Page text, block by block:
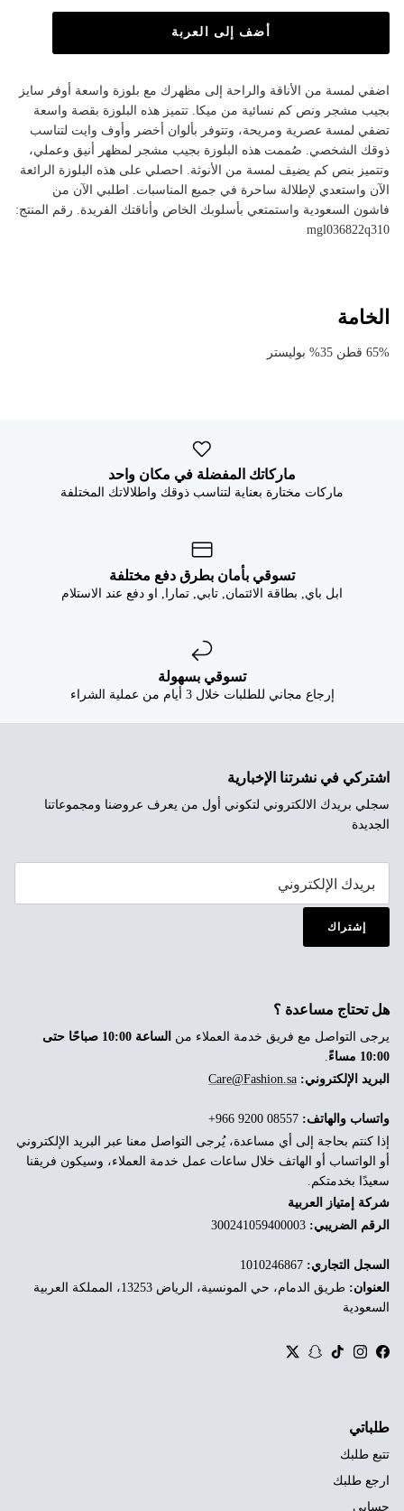
أضف إلى العربة
اضفي لمسة من الأناقة والراحة إلى مظهرك مع بلوزة واسعة أوفر سايز
بجيب مشجر ونص كم نسائية من ميكا. تتميز هذه البلوزة بقصة واسعة
تضفي لمسة عصرية ومريحة، وتتوفر بألوان أخضر وأوف وايت لتناسب
ذوقك الشخصي. صُممت هذه البلوزة بجيب مشجر لمظهر أنيق وعملي،
وتتميز بنص كم يضيف لمسة من الأنوثة. احصلي على هذه البلوزة الرائعة
الآن واستعدي لإطلالة ساحرة في جميع المناسبات. اطلبي الآن من
فاشون السعودية واستمتعي بأسلوبك الخاص وأناقتك الفريدة. رقم المنتج:
mgl036822q310
الخامة
65% قطن 35% بوليستر
ماركاتك المفضلة في مكان واحد
ماركات مختارة بعناية لتناسب ذوقك واطلالاتك المختلفة
تسوقي بأمان بطرق دفع مختلفة
ابل باي, بطاقة الائتمان, تابي, تمارا, او دفع عند الاستلام
تسوقي بسهولة
إرجاع مجاني للطلبات خلال 3 أيام من عملية الشراء
اشتركي في نشرتنا الإخبارية
سجلي بريدك الالكتروني لتكوني أول من يعرف عروضنا ومجموعاتنا
الجديدة
إشتراك
هل تحتاج مساعدة ؟
يرجى التواصل مع فريق خدمة العملاء من
الساعة 10:00 صباحًا حتى
10:00 مساءً
.
البريد الإلكتروني: Care@Fashion.sa
واتساب والهاتف:
إذا كنتم بحاجة إلى أي مساعدة، يُرجى التواصل معنا عبر البريد الإلكتروني
أو الواتساب أو الهاتف خلال ساعات عمل خدمة العملاء، وسيكون فريقنا
سعيدًا بخدمتكم.
شركة إمتياز العربية
الرقم الضريبي:
السجل التجاري:
العنوان:
طريق الدمام، حي المونسية، الرياض 13253، المملكة العربية
السعودية
Facebook
Instagram
TikTok
Snapchat
Twitter
طلباتي
تتبع طلبك
ارجع طلبك
حسابي